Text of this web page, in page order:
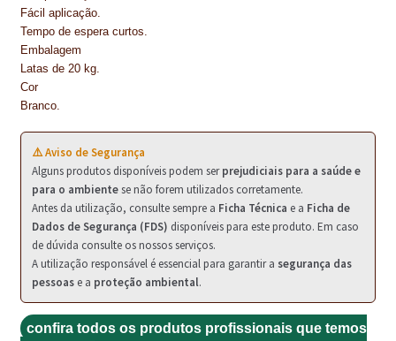
TRATAMENTO DECKS
VINÍLICOS
Fácil aplicação.
Tempo de espera curtos.
Embalagem
Latas de 20 kg.
Cor
Branco.
⚠️ Aviso de Segurança
Alguns produtos disponíveis podem serprejudiciais para a saúde e
para o ambientese não forem utilizados corretamente.
Antes da utilização, consulte sempre a Ficha Técnica e a Ficha de
Dados de Segurança (FDS) disponíveis para este produto. Em caso
de dúvida consulte os nossos serviços.
A utilização responsável é essencial para garantir a segurança das
pessoase a proteção ambiental.
confira todos os produtos profissionais que temos